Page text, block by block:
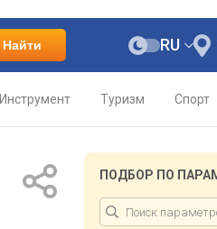
Найти RU
Инструмент Туризм Спорт
ПОДБОР ПО